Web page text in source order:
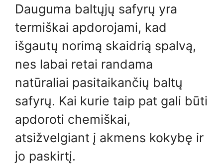
Dauguma baltųjų safyrų yra
termiškai apdorojami, kad
išgautų norimą skaidrią spalvą,
nes labai retai randama
natūraliai pasitaikančių baltų
safyrų. Kai kurie taip pat gali būti
apdoroti chemiškai,
atsižvelgiant į akmens kokybę ir
jo paskirtį.